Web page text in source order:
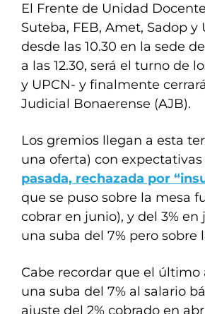
El Frente de Unidad
Suteba, FEB, Amet, Sadop
desde las 10.30 en la sede
a las 12.30, será el turno de
y UPCN- y finalmente
Judicial Bonaerense (AJB).
Los gremios llegan a esta
una oferta) con
pasada, rechazada por
que se puso sobre la mesa
cobrar en junio), y del 3%
una suba del 7% pero sobre
Cabe recordar que el
una suba del 7% al salario
ajuste del 2% cobrado en